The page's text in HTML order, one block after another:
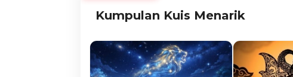
Kumpulan Kuis Menarik